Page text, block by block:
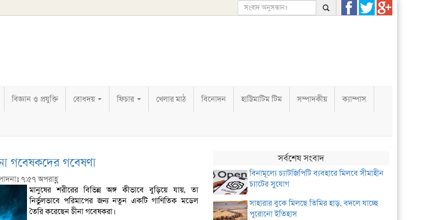
বিজ্ঞান ও প্রযুক্তি বোধদয় ফিচার খেলার মাঠ বিনোদন হাট্টিমাটিম টিম সম্পাদকীয় ক্যাম্পাস
গবেষকদের গবেষণা
৭:৫৭ অপরাহ্ণ
মানুষের শরীরের বিভিন্ন অঙ্গ কীভাবে বুড়িয়ে যায়, তা
নির্ভুলভাবে পরিমাপের জন্য নতুন একটি গাণিতিক মডেল
তৈরি করেছেন চীনা গবেষকরা।
সর্বশেষ সংবাদ
বিনামূল্যে চ্যাটজিপিটি ব্যবহারে মিলবে সীমাহীন
চ্যাটের সুযোগ
সাহারার বুকে মিলছে তিমির হাড়, বদলে যাচ্ছে
পুরোনো ইতিহাস